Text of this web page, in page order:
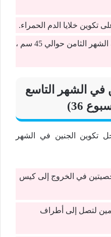
تكوين خلايا الدم الحمراء.
يبلغ طول الجنين في نهاية الشهر الثامن حوالي 45 سم ،
في الشهر التاسع
تكوين الجنين في الشهر
في الخروج إلى كيس
لتصل إلى أطراف